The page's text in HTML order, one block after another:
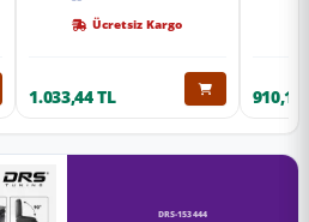
Ücretsiz Kargo
1.033,44 TL 910,16
DRS-153444